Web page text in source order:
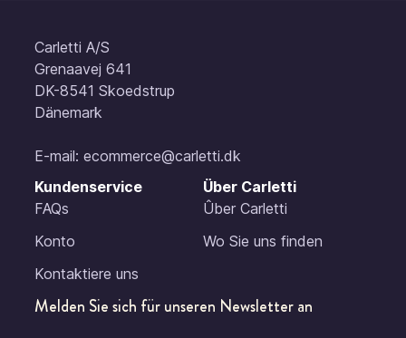
Carletti A/S
Grenaavej 641
DK-8541 Skoedstrup
Dänemark
E-mail: ecommerce@carletti.dk
Kundenservice
FAQs
Konto
Kontaktiere uns
Über Carletti
Ûber Carletti
Wo Sie uns finden
Melden Sie sich für unseren Newsletter an